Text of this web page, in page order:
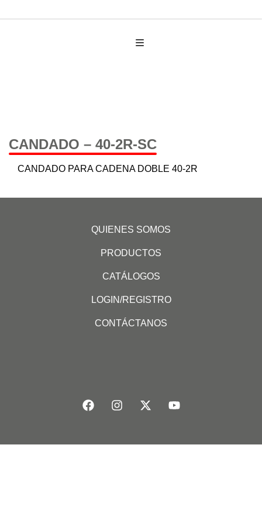
CANDADO – 40-2R-SC
CANDADO PARA CADENA DOBLE 40-2R
QUIENES SOMOS
PRODUCTOS
CATÁLOGOS
LOGIN/REGISTRO
CONTÁCTANOS